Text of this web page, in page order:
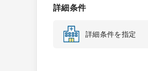
詳細条件
詳細条件を指定